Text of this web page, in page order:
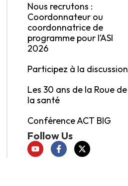
Nous recrutons :
Coordonnateur ou
coordonnatrice de
programme pour l’ASI
2026
Participez à la discussion
Les 30 ans de la Roue de
la santé
Conférence ACT BIG
Follow Us